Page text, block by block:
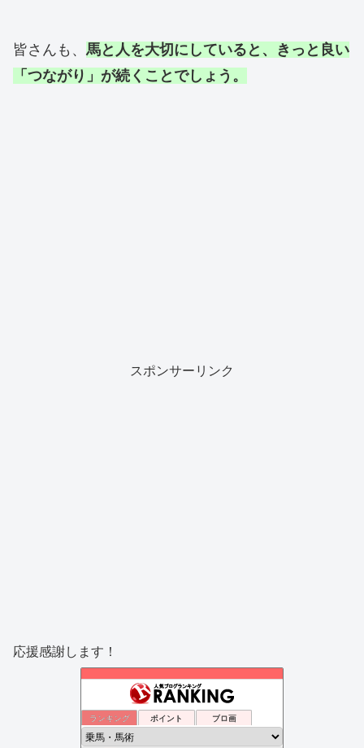
皆さんも、 馬と人を大切にしていると、きっと良い
「つながり」が続くことでしょう。
スポンサーリンク
応援感謝します！
ランキング ポイント ブロ画